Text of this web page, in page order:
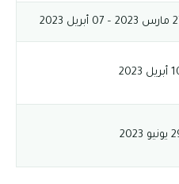
أبريل 2023
2023
2023